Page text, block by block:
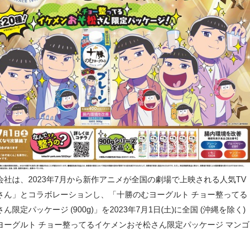
社は、2023年7月から新作アニメが全国の劇場で上映される人気TV
ん」とコラボレーションし、「十勝のむヨーグルト チョー整ってる
ん限定パッケージ (900g)」を2023年7月1日(土)に全国 (沖縄を除く)
ーグルト チョー整ってるイケメンおそ松さん限定パッケージ マンゴ